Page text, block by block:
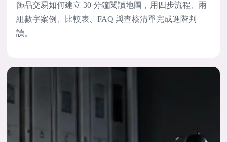
飾品交易如何建立 30 分鐘閱讀地圖，用四步流程、兩
組數字案例、比較表、FAQ 與查核清單完成進階判
讀。